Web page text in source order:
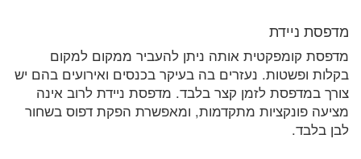
מדפסת ניידת
מדפסת קומפקטית אותה ניתן להעביר ממקום למקום
בקלות ופשטות. נעזרים בה בעיקר בכנסים ואירועים בהם יש
צורך במדפסת לזמן קצר בלבד. מדפסת ניידת לרוב אינה
מציעה פונקציות מתקדמות, ומאפשרת הפקת דפוס בשחור
לבן בלבד.